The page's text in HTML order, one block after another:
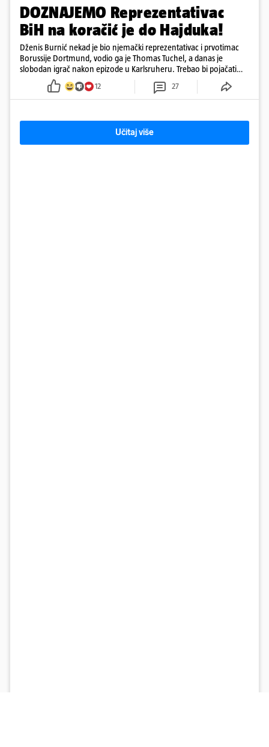
DOZNAJEMO Reprezentativac
BiH na koračić je do Hajduka!
Dženis Burnić nekad je bio njemački reprezentativac i prvotimac
Borussije Dortmund, vodio ga je Thomas Tuchel, a danas je
slobodan igrač nakon epizode u Karlsruheru. Trebao bi pojačati
konkurenciju u veznom redu
12 27
Učitaj više